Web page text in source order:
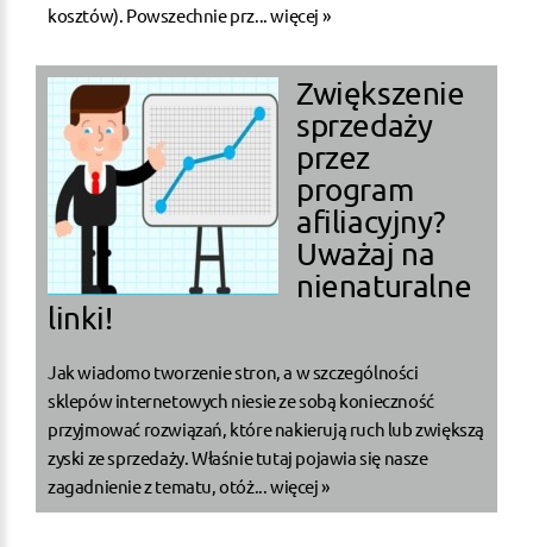
kosztów). Powszechnie prz...więcej »
Zwiększenie
sprzedaży
przez
program
afiliacyjny?
Uważaj na
nienaturalne
linki!
Jak wiadomo tworzenie stron, a w szczególności
sklepów internetowych niesie ze sobą konieczność
przyjmować rozwiązań, które nakierują ruch lub zwiększą
zyski ze sprzedaży. Właśnie tutaj pojawia się nasze
zagadnienie z tematu, otóż...więcej »